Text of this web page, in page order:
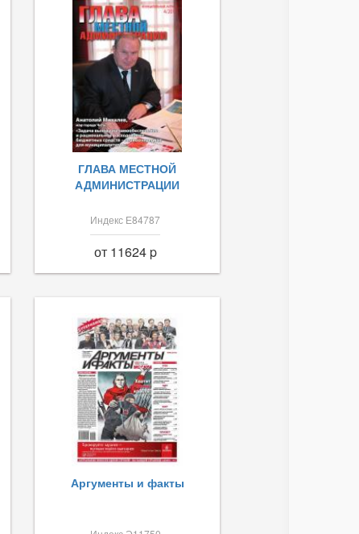
ГЛАВА МЕСТНОЙ
АДМИНИСТРАЦИИ
Индекс Е84787
от 11624 p
Аргументы и факты